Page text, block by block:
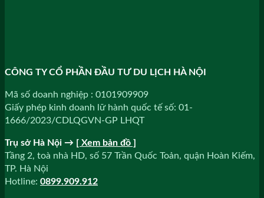
CÔNG TY CỔ PHẦN ĐẦU TƯ DU LỊCH HÀ NỘI
Mã số doanh nghiệp : 0101909909
Giấy phép kinh doanh lữ hành quốc tế số: 01-
1666/2023/CDLQGVN-GP LHQT
Trụ sở Hà Nội → [ Xem bản đồ ]
Tầng 2, toà nhà HD, số 57 Trần Quốc Toản, quận Hoàn Kiếm,
TP. Hà Nội
Hotline: 0899.909.912